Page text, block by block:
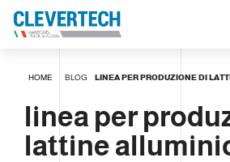
HOME BLOG LINEA PER PRODUZIONE DI
linea per
lattine